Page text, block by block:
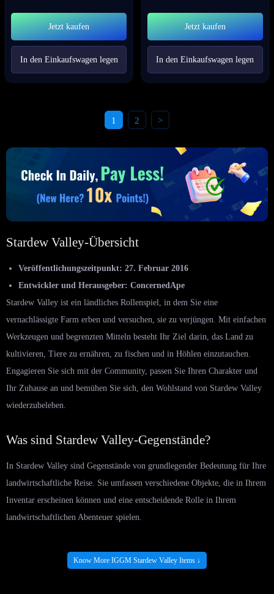
Jetzt kaufen
In den Einkaufswagen legen
Jetzt kaufen
In den Einkaufswagen legen
1 2 >
Stardew Valley-Übersicht
Veröffentlichungszeitpunkt: 27. Februar 2016
Entwickler und Herausgeber: ConcernedApe
Stardew Valley ist ein ländliches Rollenspiel, in dem Sie eine
vernachlässigte Farm erben und versuchen, sie zu verjüngen. Mit einfachen
Werkzeugen und begrenzten Mitteln besteht Ihr Ziel darin, das Land zu
kultivieren, Tiere zu ernähren, zu fischen und in Höhlen einzutauchen.
Engagieren Sie sich mit der Community, passen Sie Ihren Charakter und
Ihr Zuhause an und bemühen Sie sich, den Wohlstand von Stardew Valley
wiederzubeleben.
Was sind Stardew Valley-Gegenstände?
In Stardew Valley sind Gegenstände von grundlegender Bedeutung für Ihre
landwirtschaftliche Reise. Sie umfassen verschiedene Objekte, die in Ihrem
Inventar erscheinen können und eine entscheidende Rolle in Ihrem
landwirtschaftlichen Abenteuer spielen.
Wie bekomme ich Stardew Valley-Artikel?
Know More IGGM Stardew Valley Items ↓